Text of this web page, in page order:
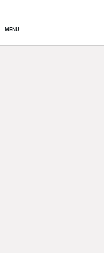
MENU